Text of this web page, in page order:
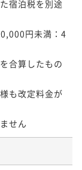
宿泊税を別途
円未満：4
合算したもの
も改定料金が
せん